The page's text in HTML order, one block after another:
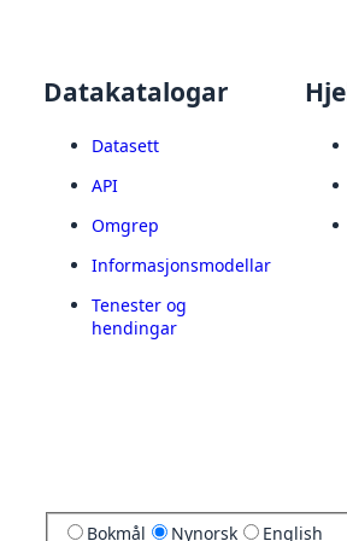
Datakatalogar
Datasett
API
Omgrep
Informasjonsmodellar
Tenester og
hendingar
Bokmål Nynorsk English